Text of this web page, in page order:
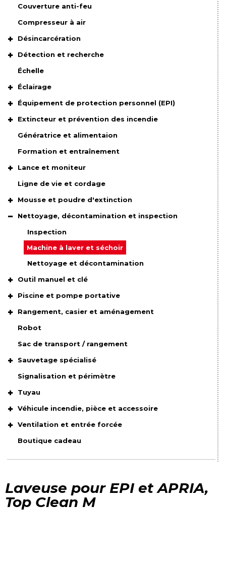
Couverture anti-feu
Compresseur à air
Désincarcération
Détection et recherche
Échelle
Éclairage
Équipement de protection personnel (EPI)
Extincteur et prévention des incendie
Génératrice et alimentaion
Formation et entraînement
Lance et moniteur
Ligne de vie et cordage
Mousse et poudre d'extinction
Nettoyage, décontamination et inspection
Inspection
Machine à laver et séchoir
Nettoyage et décontamination
Outil manuel et clé
Piscine et pompe portative
Rangement, casier et aménagement
Robot
Sac de transport / rangement
Sauvetage spécialisé
Signalisation et périmètre
Tuyau
Véhicule incendie, pièce et accessoire
Ventilation et entrée forcée
Boutique cadeau
Laveuse pour EPI et APRIA,
Top Clean M